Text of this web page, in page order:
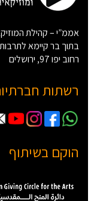
אממ”י – קהילת
בתוך בר קיימא
רחוב יפו 97, ירושלים
רשתות
הוקם בשיתוף